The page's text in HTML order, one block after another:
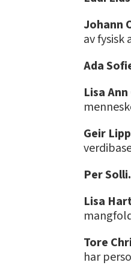
Johann
av
Ada
Lisa
Geir
Per Solli.
Lisa
Tore
har